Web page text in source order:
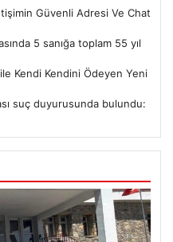
Güvenli Adresi Ve Chat
5 sanığa toplam 55 yıl
ile Kendi Kendini Ödeyen Yeni
suç duyurusunda bulundu: